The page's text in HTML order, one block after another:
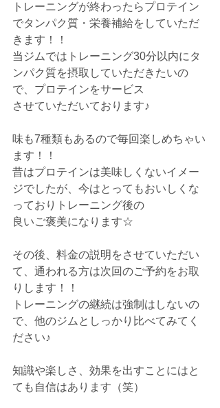
トレーニングが終わったらプロテイン
でタンパク質・栄養補給をしていただ
きます！！
当ジムではトレーニング30分以内にタ
ンパク質を摂取していただきたいの
で、プロテインをサービス
させていただいております♪
味も7種類もあるので毎回楽しめちゃい
ます！！
昔はプロテインは美味しくないイメー
ジでしたが、今はとってもおいしくな
っておりトレーニング後の
良いご褒美になります☆
その後、料金の説明をさせていただい
て、通われる方は次回のご予約をお取
りします！！
トレーニングの継続は強制はしないの
で、他のジムとしっかり比べてみてく
ださい♪
知識や楽しさ、効果を出すことにはと
ても自信はあります（笑）